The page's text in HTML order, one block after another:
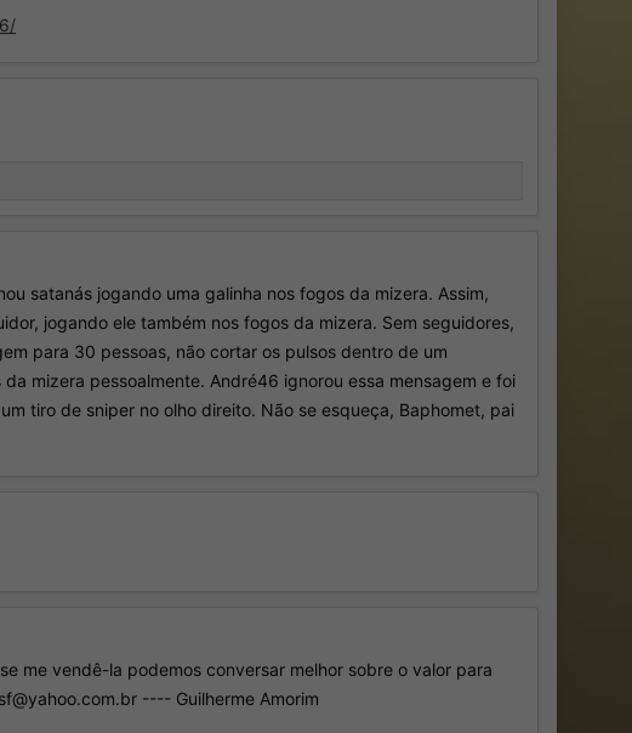
satanás jogando uma galinha nos fogos da mizera. Assim,
jogando ele também nos fogos da mizera. Sem seguidores,
para 30 pessoas, não cortar os pulsos dentro de um
mizera pessoalmente. André46 ignorou essa mensagem e foi
tiro de sniper no olho direito. Não se esqueça, Baphomet, pai
me vendê-la podemos conversar melhor sobre o valor para
---- Guilherme Amorim